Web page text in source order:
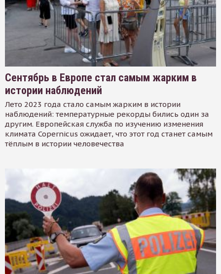
Сентябрь в Европе стал самым жарким в
истории наблюдений
Лето 2023 года стало самым жарким в истории
наблюдений: температурные рекорды бились один за
другим. Европейская служба по изучению изменения
климата Copernicus ожидает, что этот год станет самым
тёплым в истории человечества